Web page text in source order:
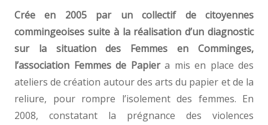
Crée en 2005 par un collectif de citoyennes
commingeoises suite à la réalisation d’un diagnostic
sur la situation des Femmes en Comminges,
l’association Femmes de Papier a mis en place des
ateliers de création autour des arts du papier et de la
reliure, pour rompre l’isolement des femmes. En
2008, constatant la prégnance des violences